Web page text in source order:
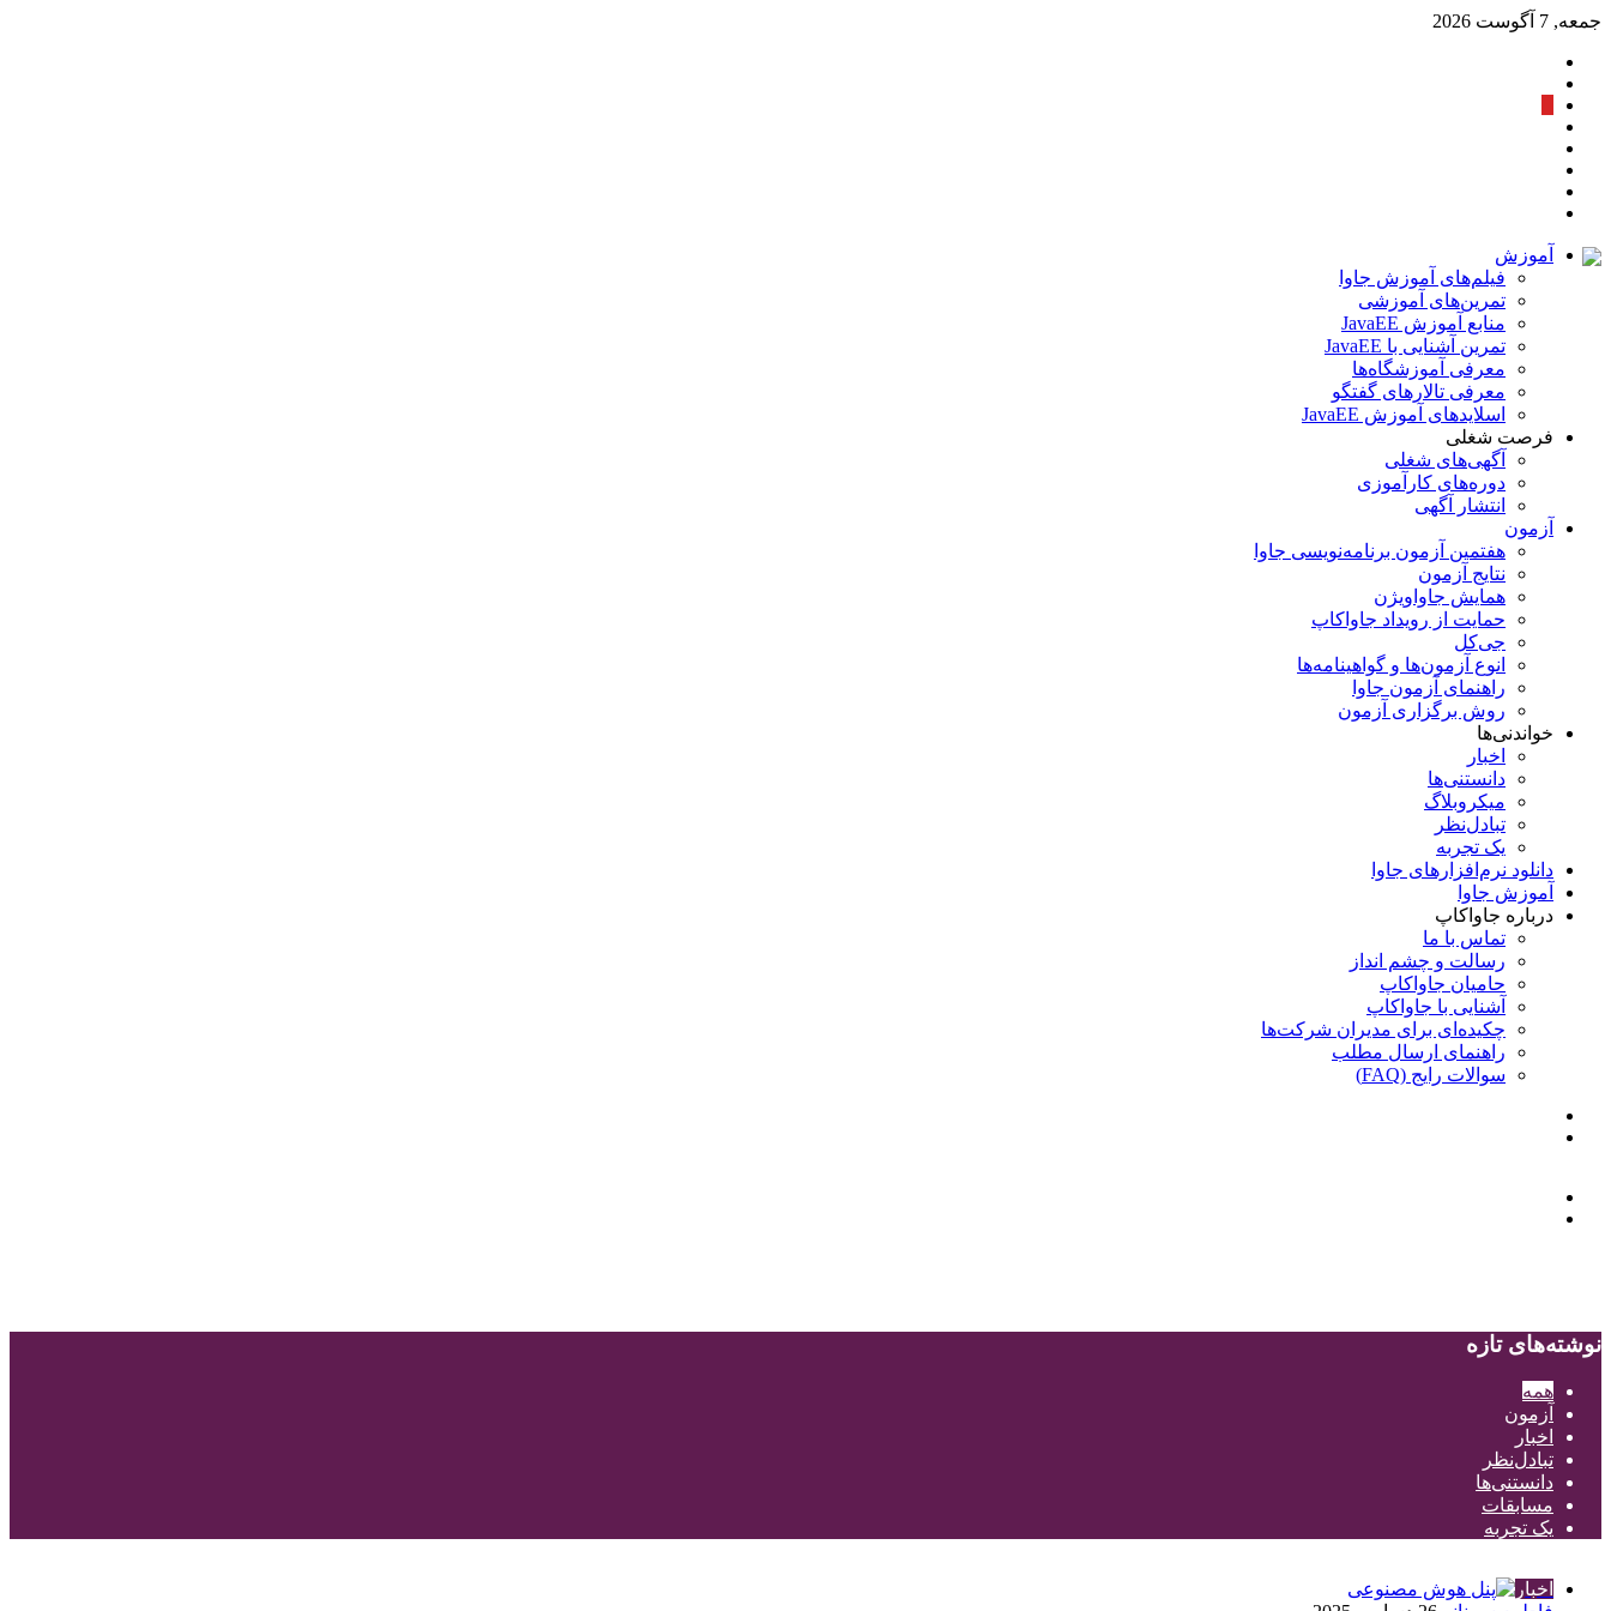
جمعه, 7 آگوست 2026
آموزش
فیلم‌های آموزش جاوا
تمرین‌های آموزشی
منابع آموزش JavaEE
تمرین آشنایی با JavaEE
معرفی آموزشگاه‌ها
معرفی تالارهای گفتگو
اسلایدهای آموزش JavaEE
فرصت شغلی
آگهی‌های شغلی
دوره‌های کارآموزی
انتشار آگهی
آزمون
هفتمین آزمون برنامه‌نویسی جاوا
نتایج آزمون
همایش جاواویژن
حمایت از رویداد جاواکاپ
جی‌کل
انوع آزمون‌ها و گواهینامه‌ها
راهنمای آزمون جاوا
روش برگزاری آزمون
خواندنی‌ها
اخبار
دانستنی‌ها
میکروبلاگ
تبادل‌نظر
یک تجربه
دانلود نرم‌افزارهای جاوا
آموزش جاوا
درباره جاواکاپ
تماس با ما
رسالت و چشم انداز
حامیان جاواکاپ
آشنایی با جاواکاپ
چکیده‌ای برای مدیران شرکت‌ها
راهنمای ارسال مطلب
سوالات رایج (FAQ)
نوشته‌های تازه
همه
آزمون
اخبار
تبادل‌نظر
دانستنی‌ها
مسابقات
یک تجربه
اخبار